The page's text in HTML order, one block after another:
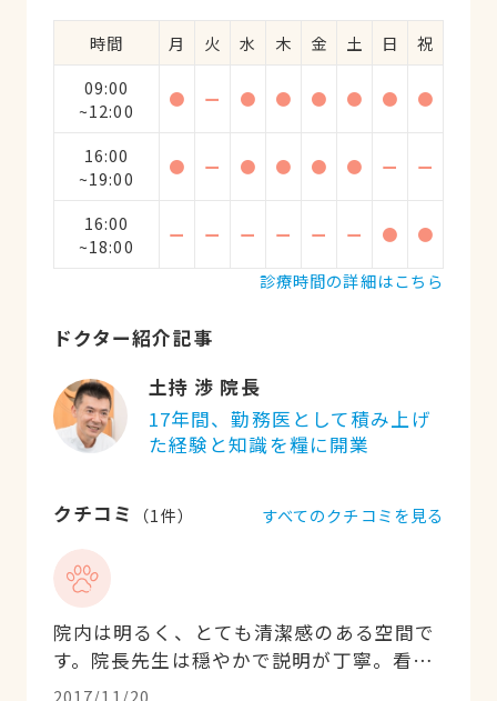
きには心配して夜も電話やメールをくれま
終わった後はしょっちゅう学会や勉強会に
出掛けているし、例えば犬の歯医者さんな
ど特殊な部位や症状の場合は「専門医」の
お知り合いがいっぱい居るので、必要なら
るので何の不安もありません。私もたくさ
んでいただいています。これからもやさし
に気をつけてご活躍くださいね。
時間 月 火 水 木 金 土 日
祝
09:00
~12:00
● ー ● ● ● ● ● ●
16:00
~19:00
● ー ● ● ● ● ー ー
16:00
~18:00
ー ー ー ー ー ー ●
●
診療時間の詳細はこちら
ドクター紹介記事
土持 渉 院長
17年間、勤務医として積み上げ
た経験と知識を糧に開業
クチコミ （1件）
院内は明るく、とても清潔感のある空間で
す。院長先生は穏やかで説明が丁寧。看護
師さんを含むスタッフのみなさまも、いつ
2017/11/20
すべてのクチコミを見る